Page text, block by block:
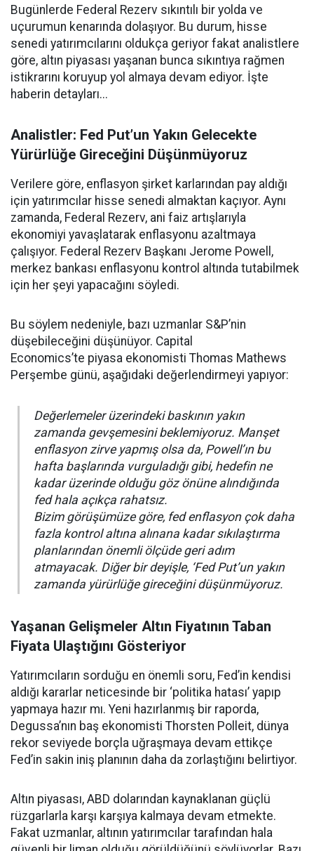
Bugünlerde Federal Rezerv sıkıntılı bir yolda ve
uçurumun kenarında dolaşıyor. Bu durum, hisse
senedi yatırımcılarını oldukça geriyor fakat analistlere
göre, altın piyasası yaşanan bunca sıkıntıya rağmen
istikrarını koruyup yol almaya devam ediyor. İşte
haberin detayları...
Analistler: Fed Put’un Yakın Gelecekte
Yürürlüğe Gireceğini Düşünmüyoruz
Verilere göre, enflasyon şirket karlarından pay aldığı
için yatırımcılar hisse senedi almaktan kaçıyor. Aynı
zamanda, Federal Rezerv, ani faiz artışlarıyla
ekonomiyi yavaşlatarak enflasyonu azaltmaya
çalışıyor. Federal Rezerv Başkanı Jerome Powell,
merkez bankası enflasyonu kontrol altında tutabilmek
için her şeyi yapacağını söyledi.
Bu söylem nedeniyle, bazı uzmanlar S&P’nin
düşebileceğini düşünüyor. Capital
Economics’te piyasa ekonomisti Thomas Mathews
Perşembe günü, aşağıdaki değerlendirmeyi yapıyor:
Değerlemeler üzerindeki baskının yakın
zamanda gevşemesini beklemiyoruz. Manşet
enflasyon zirve yapmış olsa da, Powell’ın bu
hafta başlarında vurguladığı gibi, hedefin ne
kadar üzerinde olduğu göz önüne alındığında
fed hala açıkça rahatsız.
Bizim görüşümüze göre, fed enflasyon çok daha
fazla kontrol altına alınana kadarsıkılaştırma
planlarından önemli ölçüde geri adım
atmayacak. Diğer bir deyişle, ‘Fed Put’un yakın
zamanda yürürlüğe gireceğini düşünmüyoruz.
Yaşanan Gelişmeler Altın Fiyatının Taban
Fiyata Ulaştığını Gösteriyor
Yatırımcıların sorduğu en önemli soru, Fed’in kendisi
aldığı kararlar neticesinde bir ‘politika hatası’ yapıp
yapmaya hazır mı. Yeni hazırlanmış bir raporda,
Degussa’nın baş ekonomisti Thorsten Polleit, dünya
rekor seviyede borçla uğraşmaya devam ettikçe
Fed’in sakin iniş planının daha da zorlaştığını belirtiyor.
Altın piyasası, ABD dolarından kaynaklanan güçlü
rüzgarlarla karşı karşıya kalmaya devam etmekte.
Fakat uzmanlar, altının yatırımcılar tarafından hala